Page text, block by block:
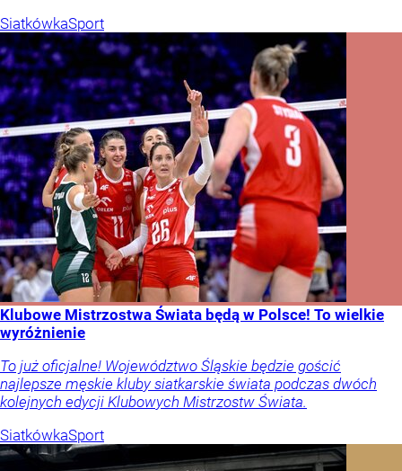
SiatkówkaSport
Klubowe Mistrzostwa Świata będą w Polsce! To wielkie
wyróżnienie
To już oficjalne! Województwo Śląskie będzie gościć
najlepsze męskie kluby siatkarskie świata podczas dwóch
kolejnych edycji Klubowych Mistrzostw Świata.
SiatkówkaSport